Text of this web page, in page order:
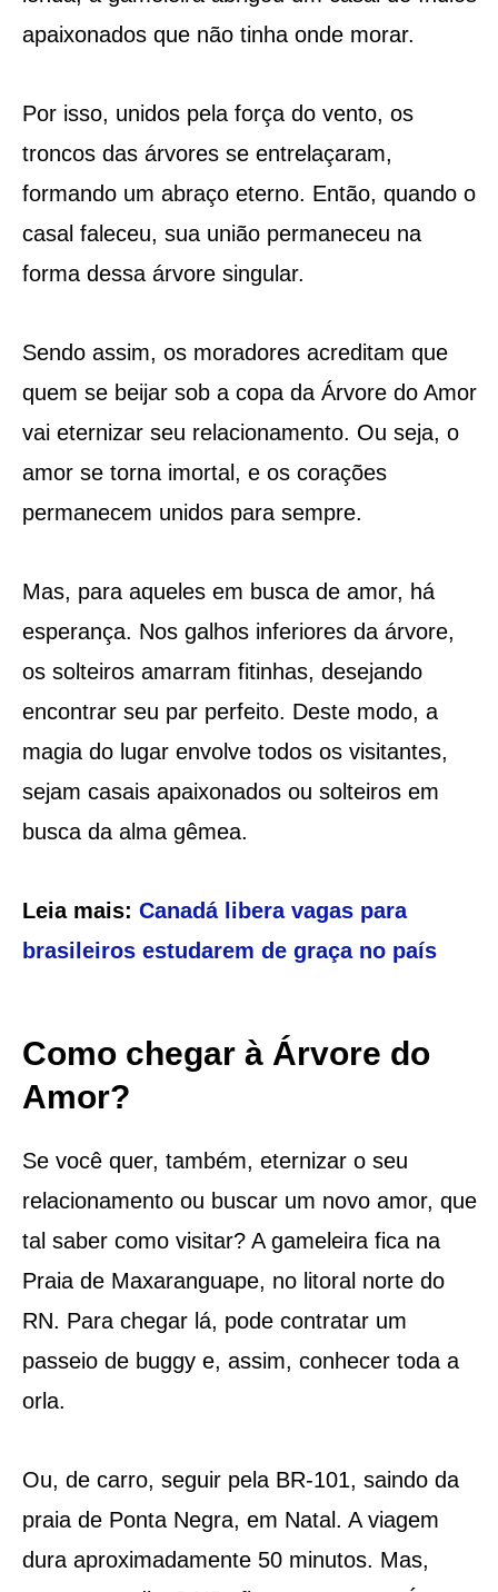
apaixonados que não tinha onde morar.
Por isso, unidos pela força do vento, os
troncos das árvores se entrelaçaram,
formando um abraço eterno. Então, quando o
casal faleceu, sua união permaneceu na
forma dessa árvore singular.
Sendo assim, os moradores acreditam que
quem se beijar sob a copa da Árvore do Amor
vai eternizar seu relacionamento. Ou seja, o
amor se torna imortal, e os corações
permanecem unidos para sempre.
Mas, para aqueles em busca de amor, há
esperança. Nos galhos inferiores da árvore,
os solteiros amarram fitinhas, desejando
encontrar seu par perfeito. Deste modo, a
magia do lugar envolve todos os visitantes,
sejam casais apaixonados ou solteiros em
busca da alma gêmea.
Leia mais: Canadá libera vagas para
brasileiros estudarem de graça no país
Como chegar à Árvore do
Amor?
Se você quer, também, eternizar o seu
relacionamento ou buscar um novo amor, que
tal saber como visitar? A gameleira fica na
Praia de Maxaranguape, no litoral norte do
RN. Para chegar lá, pode contratar um
passeio de buggy e, assim, conhecer toda a
orla.
Ou, de carro, seguir pela BR-101, saindo da
praia de Ponta Negra, em Natal. A viagem
dura aproximadamente 50 minutos. Mas,